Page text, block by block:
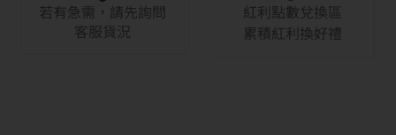
若有急需，請先詢問
客服貨況
紅利點數兌換區
累積紅利換好禮